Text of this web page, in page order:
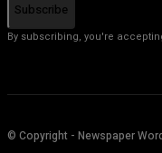
Subscribe
By subscribing, you're
© Copyright - Newspaper